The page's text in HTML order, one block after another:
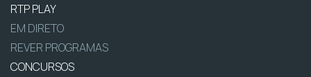
RTP PLAY
EM DIRETO
REVER PROGRAMAS
CONCURSOS